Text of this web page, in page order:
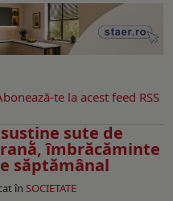
te la acest feed RSS
sute de
îmbrăcăminte
săptămânal
în SOCIETATE